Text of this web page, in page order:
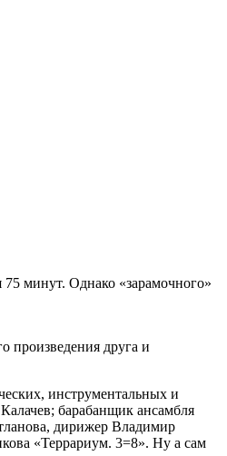
минут. Однако «зарамочного»
произведения друга и
инструментальных и
барабанщик ансамбля
дирижер Владимир
«Террариум. 3=8». Ну а сам